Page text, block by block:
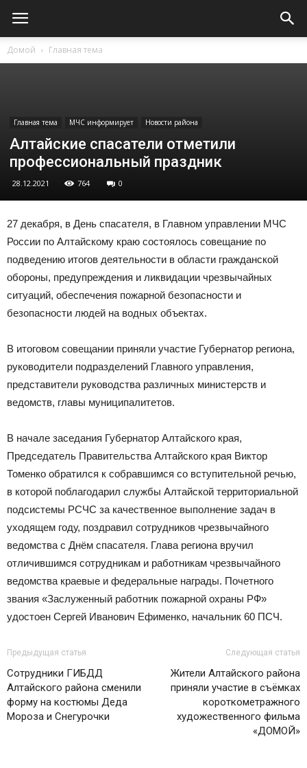
Домой Главная тема
Главная тема МЧС информирует Новости района
Алтайские спасатели отметили
профессиональный праздник
28.12.2021 764 0
27 декабря, в День спасателя, в Главном управлении МЧС
России по Алтайскому краю состоялось совещание по
подведению итогов деятельности в области гражданской
обороны, предупреждения и ликвидации чрезвычайных
ситуаций, обеспечения пожарной безопасности и
безопасности людей на водных объектах.
В итоговом совещании приняли участие Губернатор региона,
руководители подразделений Главного управления,
представители руководства различных министерств и
ведомств, главы муниципалитетов.
В начале заседания Губернатор Алтайского края,
Председатель Правительства Алтайского края Виктор
Томенко обратился к собравшимся со вступительной речью,
в которой поблагодарил службы Алтайской территориальной
подсистемы РСЧС за качественное выполнение задач в
уходящем году, поздравил сотрудников чрезвычайного
ведомства с Днём спасателя. Глава региона вручил
отличившимся сотрудникам и работникам чрезвычайного
ведомства краевые и федеральные награды. Почетного
звания «Заслуженный работник пожарной охраны РФ»
удостоен Сергей Иванович Ефименко, начальник 60 ПСЧ.
Предыдущая статья
Сотрудники ГИБДД
Алтайского района сменили
форму на костюмы Деда
Мороза и Снегурочки
Следующая статья
Жители Алтайского района
приняли участие в съёмках
короткометражного
художественного фильма
«ДОМОЙ»